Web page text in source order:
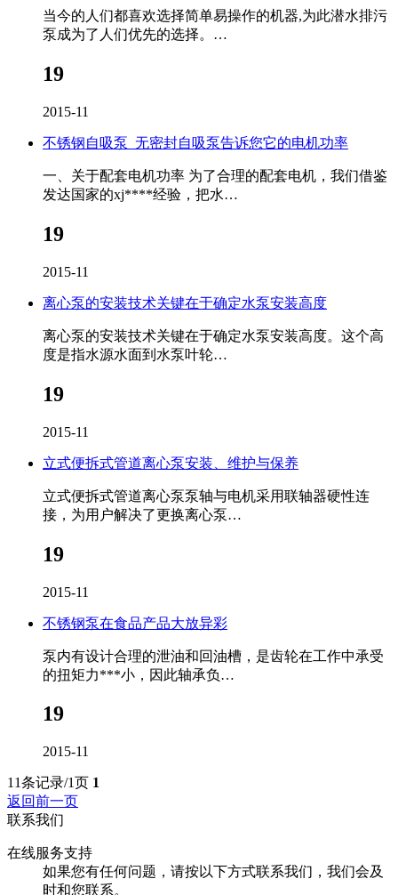
当今的人们都喜欢选择简单易操作的机器,为此潜水排污
泵成为了人们优先的选择。…
19
2015-11
不锈钢自吸泵_无密封自吸泵告诉您它的电机功率
一、关于配套电机功率 为了合理的配套电机，我们借鉴
发达国家的xj****经验，把水…
19
2015-11
离心泵的安装技术关键在于确定水泵安装高度
离心泵的安装技术关键在于确定水泵安装高度。这个高
度是指水源水面到水泵叶轮…
19
2015-11
立式便拆式管道离心泵安装、维护与保养
立式便拆式管道离心泵泵轴与电机采用联轴器硬性连
接，为用户解决了更换离心泵…
19
2015-11
不锈钢泵在食品产品大放异彩
泵内有设计合理的泄油和回油槽，是齿轮在工作中承受
的扭矩力***小，因此轴承负…
19
2015-11
11条记录/1页 1
返回前一页
联系我们
在线服务支持
如果您有任何问题，请按以下方式联系我们，我们会及
时和您联系。